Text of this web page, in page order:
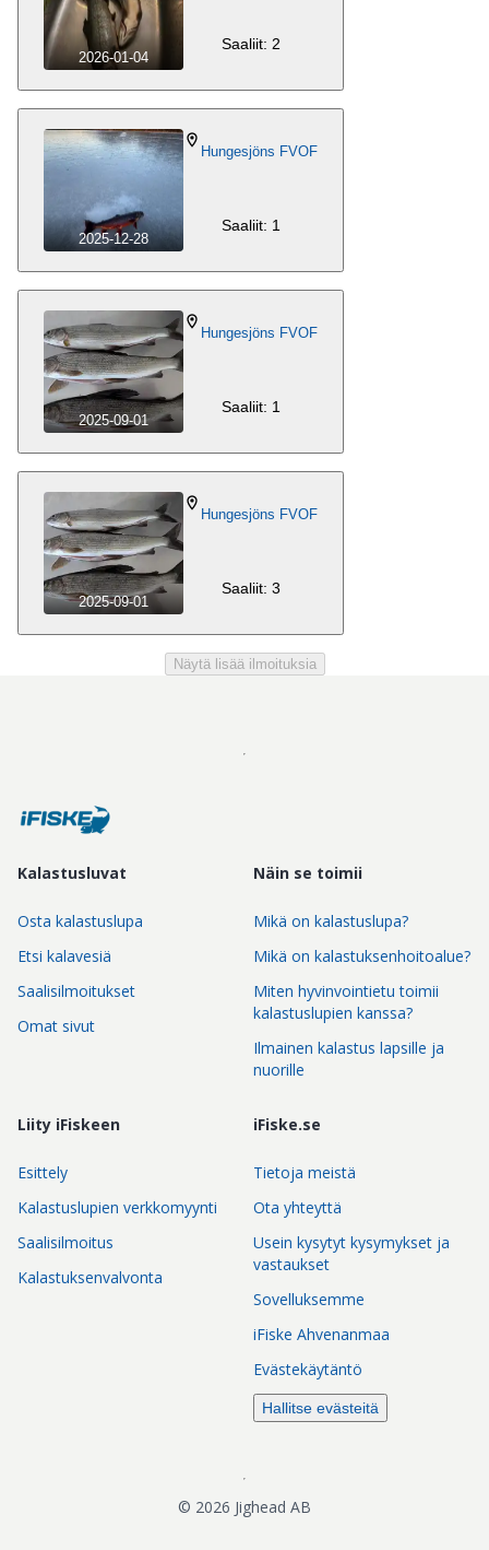
2026-01-04
Saaliit: 2
2025-12-28
Hungesjöns FVOF
Saaliit: 1
2025-09-01
Hungesjöns FVOF
Saaliit: 1
2025-09-01
Hungesjöns FVOF
Saaliit: 3
Näytä lisää ilmoituksia
Kalastusluvat
Osta kalastuslupa
Etsi kalavesiä
Saalisilmoitukset
Omat sivut
Näin se toimii
Mikä on kalastuslupa?
Mikä on kalastuksenhoitoalue?
Miten hyvinvointietu toimii
kalastuslupien kanssa?
Ilmainen kalastus lapsille ja
nuorille
Liity iFiskeen
Esittely
Kalastuslupien verkkomyynti
Saalisilmoitus
Kalastuksenvalvonta
iFiske.se
Tietoja meistä
Ota yhteyttä
Usein kysytyt kysymykset ja
vastaukset
Sovelluksemme
iFiske Ahvenanmaa
Evästekäytäntö
Hallitse evästeitä
© 2026 Jighead AB